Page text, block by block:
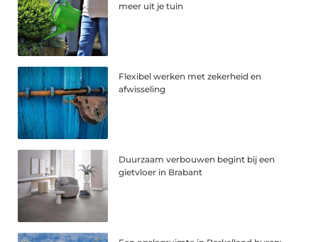
meer uit je tuin
Flexibel werken met zekerheid en
afwisseling
Duurzaam verbouwen begint bij een
gietvloer in Brabant